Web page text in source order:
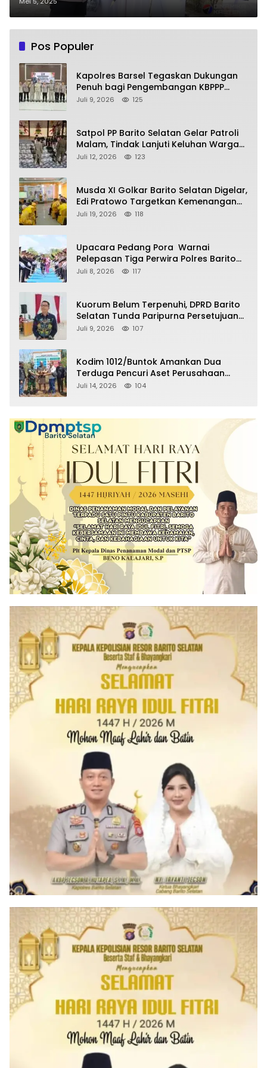
Pos Populer
Kapolres Barsel Tegaskan Dukungan
Penuh bagi Pengembangan KBPPP
Kalimantan Tengah
Juli 9, 2026 125
Satpol PP Barito Selatan Gelar Patroli
Malam, Tindak Lanjuti Keluhan Warga
soal Balap Liar dan Remaja Nongkrong
Juli 12, 2026 123
Musda XI Golkar Barito Selatan Digelar,
Edi Pratowo Targetkan Kemenangan
Partai pada Pemilu Mendatang
Juli 19, 2026 118
Upacara Pedang Pora Warnai
Pelepasan Tiga Perwira Polres Barito
Selatan Masuki Masa Pensiun
Juli 8, 2026 117
Kuorum Belum Terpenuhi, DPRD Barito
Selatan Tunda Paripurna Persetujuan
Raperda Pertanggungjawaban APBD
Juli 9, 2026 107
Kodim 1012/Buntok Amankan Dua
Terduga Pencuri Aset Perusahaan
Sitaan Satgas PKH, Satu Paket Diduga
Juli 14, 2026 104